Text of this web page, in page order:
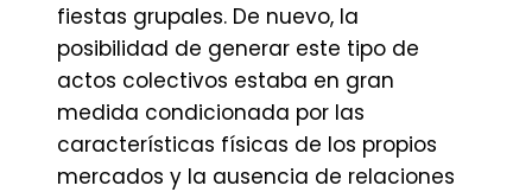
fiestas grupales. De nuevo, la
posibilidad de generar este tipo de
actos colectivos estaba en gran
medida condicionada por las
características físicas de los propios
mercados y la ausencia de relaciones